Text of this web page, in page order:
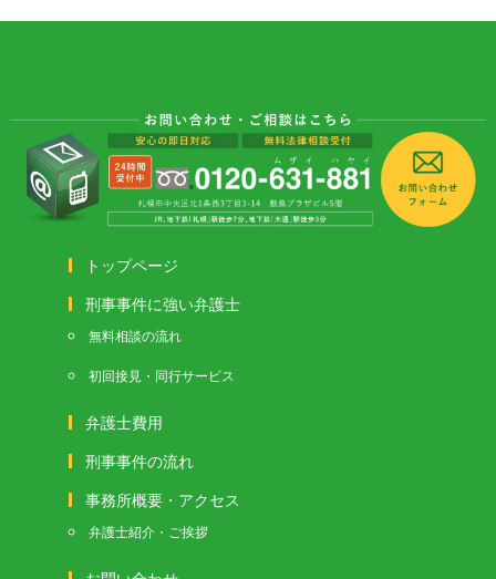
トップページ
刑事事件に強い弁護士
無料相談の流れ
初回接見・同行サービス
弁護士費用
刑事事件の流れ
事務所概要・アクセス
弁護士紹介・ご挨拶